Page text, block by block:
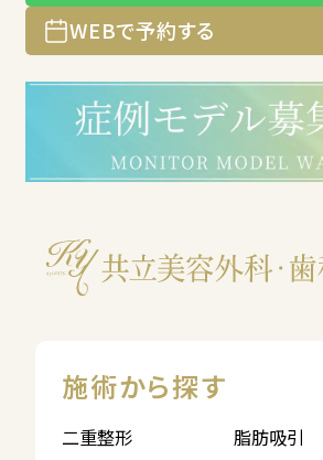
WEBで予約する
施術から探す
二重整形
脂肪吸引